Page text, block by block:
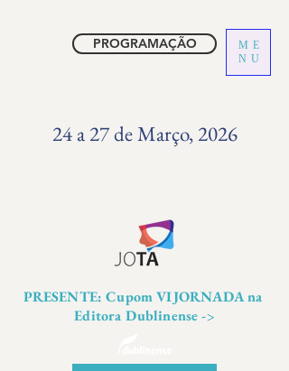
PROGRAMAÇÃO
ME
NU
24 a 27 de Março, 2026
PRESENTE: Cupom VIJORNADA na
Editora Dublinense ->